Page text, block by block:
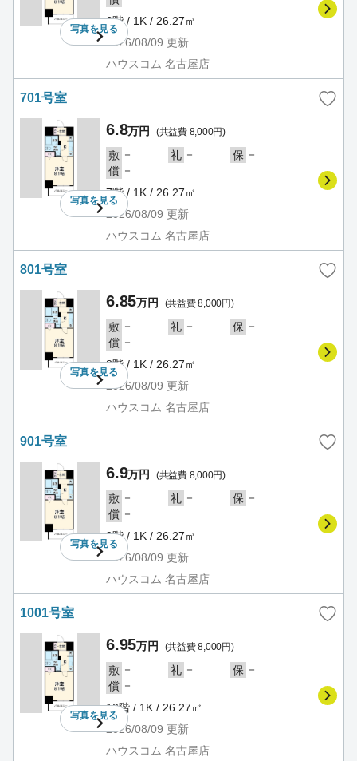
写真を見る
6階 / 1K / 26.27㎡
2026/08/09 更新
ハウスコム 名古屋店
701号室
写真を見る
6.8万円 (共益費 8,000円)
敷 － 礼 － 保 －
償 －
7階 / 1K / 26.27㎡
2026/08/09 更新
ハウスコム 名古屋店
801号室
写真を見る
6.85万円 (共益費 8,000円)
敷 － 礼 － 保 －
償 －
8階 / 1K / 26.27㎡
2026/08/09 更新
ハウスコム 名古屋店
901号室
写真を見る
6.9万円 (共益費 8,000円)
敷 － 礼 － 保 －
償 －
9階 / 1K / 26.27㎡
2026/08/09 更新
ハウスコム 名古屋店
1001号室
写真を見る
6.95万円 (共益費 8,000円)
敷 － 礼 － 保 －
償 －
10階 / 1K / 26.27㎡
2026/08/09 更新
ハウスコム 名古屋店